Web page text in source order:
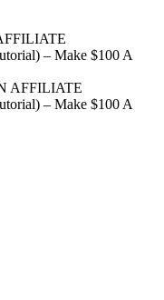
– Make $100 A
AFFILIATE
– Make $100 A